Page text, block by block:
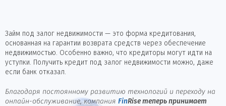
Займ под залог недвижимости — это форма кредитования,
основанная на гарантии возврата средств через обеспечение
недвижимостью. Особенно важно, что кредиторы могут идти на
уступки. Получить кредит под залог недвижимости можно, даже
если банк отказал.
Благодаря постоянному развитию технологий и переходу на
онлайн-обслуживание, компания FinRise теперь принимает